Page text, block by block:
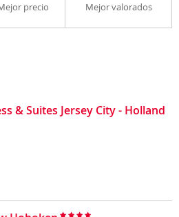
precio Mejor valorados
& Suites Jersey City - Holland